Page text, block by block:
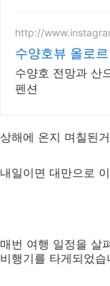
http://
수양호뷰 올로
수양호 전망과 산
펜션
상해에 온지 며칠된
내일이면 대만으로
매번 여행 일정을 살
비행기를 타게되었습